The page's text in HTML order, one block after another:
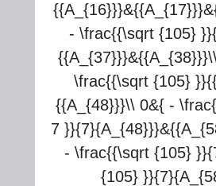
- \frac{{\sqrt {105}
\frac{{\sqrt {105}
{{A_{48}}}\\ 0&{ -
7
- \frac{{\sqrt {105}
{105}